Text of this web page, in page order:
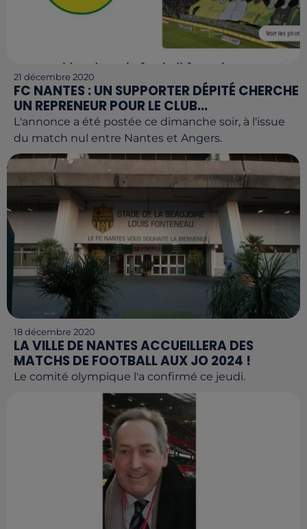
21 décembre 2020
FC NANTES : UN SUPPORTER DÉPITÉ CHERCHE
UN REPRENEUR POUR LE CLUB...
L'annonce a été postée ce dimanche soir, à l'issue
du match nul entre Nantes et Angers.
18 décembre 2020
LA VILLE DE NANTES ACCUEILLERA DES
MATCHS DE FOOTBALL AUX JO 2024 !
Le comité olympique l'a confirmé ce jeudi.